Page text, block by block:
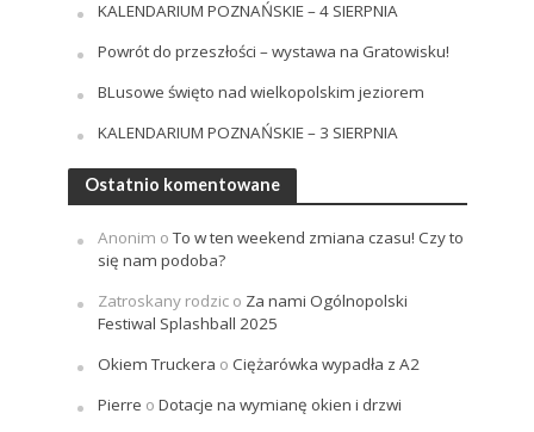
KALENDARIUM POZNAŃSKIE – 4 SIERPNIA
Powrót do przeszłości – wystawa na Gratowisku!
BLusowe święto nad wielkopolskim jeziorem
KALENDARIUM POZNAŃSKIE – 3 SIERPNIA
Ostatnio komentowane
Anonim oTo w ten weekend zmiana czasu! Czy to
się nam podoba?
Zatroskany rodzico Za nami Ogólnopolski
Festiwal Splashball 2025
Okiem Truckera o Ciężarówka wypadła z A2
Pierre o Dotacje na wymianę okien i drzwi